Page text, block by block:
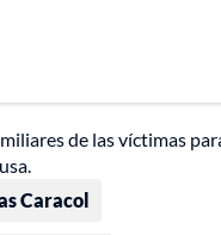
de las víctimas
Caracol